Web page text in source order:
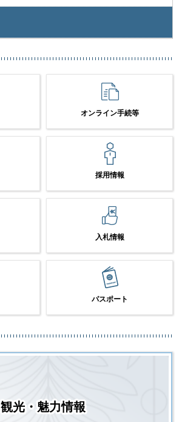
オンライン手続等
採用情報
入札情報
パスポート
観光・魅力情報